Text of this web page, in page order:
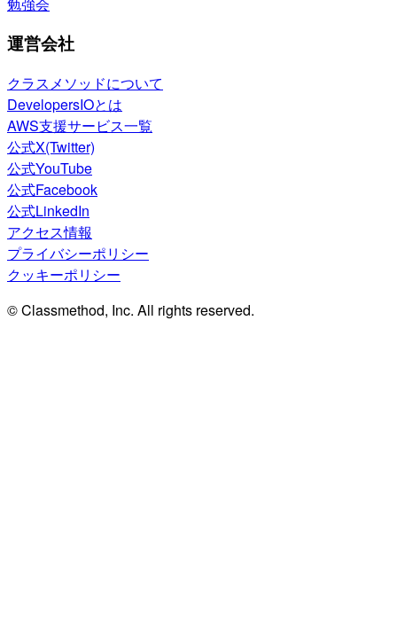
運営会社
クラスメソッドについて
DevelopersIOとは
AWS支援サービス一覧
公式X(Twitter)
公式YouTube
公式Facebook
公式LinkedIn
アクセス情報
プライバシーポリシー
クッキーポリシー
© Classmethod, Inc. All rights reserved.